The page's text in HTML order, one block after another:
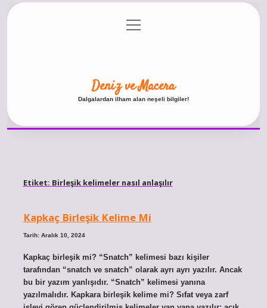
Gizlilik Politikası
menüyü
aç
Deniz ve Macera
Dalgalardan ilham alan neşeli bilgiler!
Etiket: Birleşik kelimeler nasıl anlaşılır
Kapkaç Birleşik Kelime Mi
Tarih: Aralık 10, 2024
Kapkaç birleşik mi? “Snatch” kelimesi bazı kişiler
tarafından “snatch ve snatch” olarak ayrı ayrı yazılır. Ancak
bu bir yazım yanlışıdır. “Snatch” kelimesi yanına
yazılmalıdır. Kapkara birleşik kelime mi? Sıfat veya zarf